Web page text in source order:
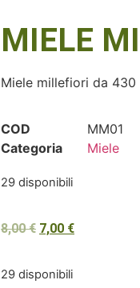
MIELE
Miele millefiori da 430
COD
MM01
Categoria
Miele
29 disponibili
8,00€ 7,00 €
29 disponibili